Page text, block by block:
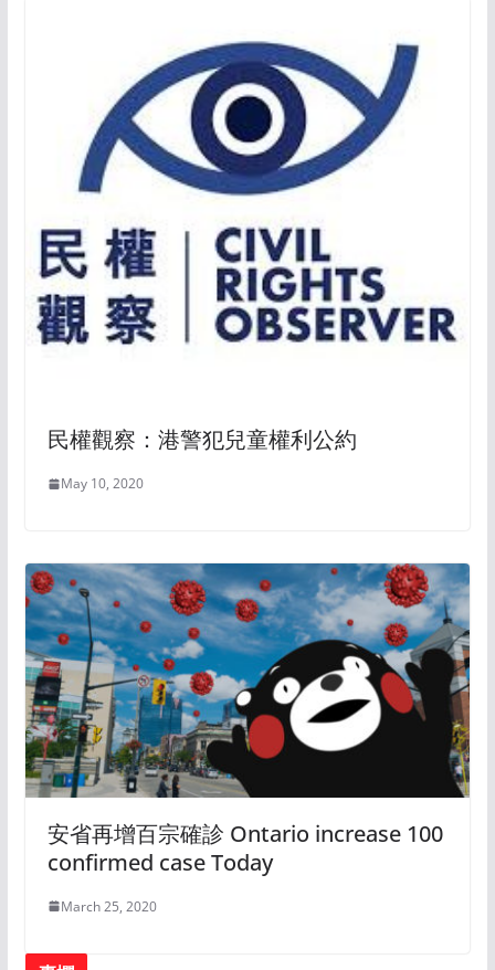
民權觀察：港警犯兒童權利公約
May 10, 2020
安省再增百宗確診 Ontario increase 100
confirmed case Today
March 25, 2020